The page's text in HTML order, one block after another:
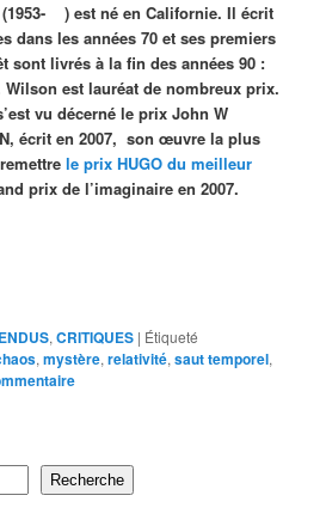
(1953- ) est né en Californie. Il écrit
dans les années 70 et ses premiers
sont livrés à la fin des années 90 :
est lauréat de nombreux prix.
vu décerné le prix John W
écrit en 2007, son œuvre la plus
le prix HUGO du meilleur
prix de l’imaginaire en 2007.
,CRITIQUES | Étiqueté
,mystère,relativité,saut temporel,
Recherche